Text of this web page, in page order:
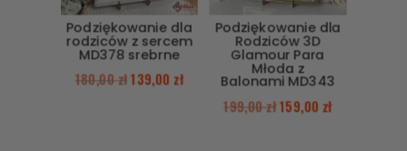
Podziękowanie dla
rodziców z sercem
MD378 srebrne
180,00zł139,00 zł
Podziękowanie dla
Rodziców 3D
Glamour Para
Młoda z
Balonami MD343
199,00 zł159,00 zł